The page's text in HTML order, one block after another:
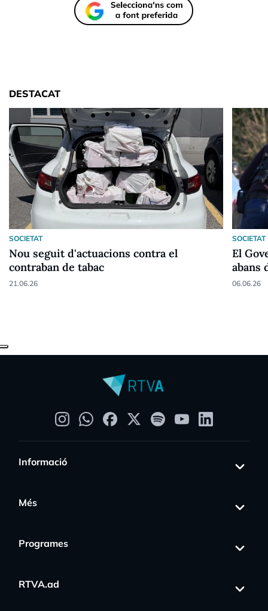
DESTACAT
SOCIETAT
Nou seguit d'actuacions contra el
contraban de tabac
21.06.26
SOCIETAT
El
abans
06.06.26
Informació
Més
Programes
RTVA.ad